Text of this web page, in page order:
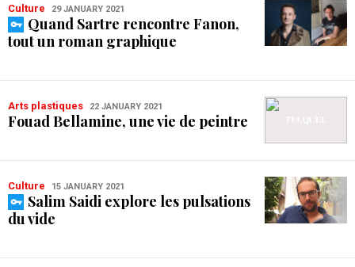
Culture 29 JANUARY 2021
Quand Sartre rencontre Fanon,
tout un roman graphique
Arts plastiques 22 JANUARY 2021
Fouad Bellamine, une vie de peintre
Culture 15 JANUARY 2021
Salim Saidi explore les pulsations
du vide